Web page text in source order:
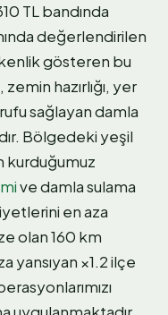
TL bandında
değerlendirilen
gösteren bu
hazırlığı, yer
sağlayan damla
Bölgedeki yeşil
kurduğumuz
ve damla sulama
en aza
olan 160 km
yansıyan ×1.2 ilçe